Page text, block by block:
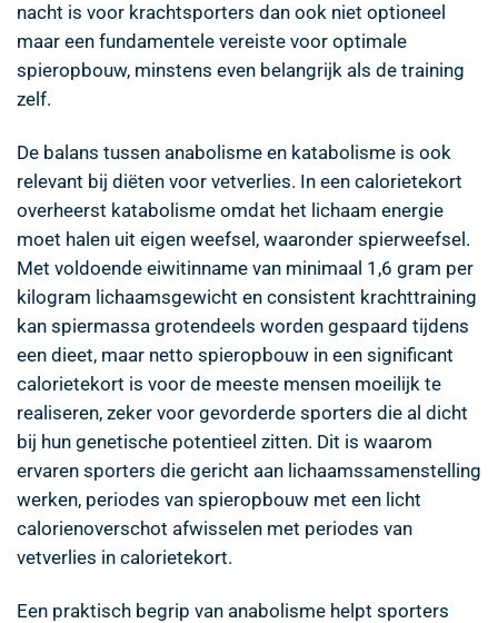
nacht is voor krachtsporters dan ook niet optioneel
maar een fundamentele vereiste voor optimale
spieropbouw, minstens even belangrijk als de training
zelf.
De balans tussen anabolisme en katabolisme is ook
relevant bij diëten voor vetverlies. In een calorietekort
overheerst katabolisme omdat het lichaam energie
moet halen uit eigen weefsel, waaronder spierweefsel.
Met voldoende eiwitinname van minimaal 1,6 gram per
kilogram lichaamsgewicht en consistent krachttraining
kan spiermassa grotendeels worden gespaard tijdens
een dieet, maar netto spieropbouw in een significant
calorietekort is voor de meeste mensen moeilijk te
realiseren, zeker voor gevorderde sporters die al dicht
bij hun genetische potentieel zitten. Dit is waarom
ervaren sporters die gericht aan lichaamssamenstelling
werken, periodes van spieropbouw met een licht
calorienoverschot afwisselen met periodes van
vetverlies in calorietekort.
Een praktisch begrip van anabolisme helpt sporters